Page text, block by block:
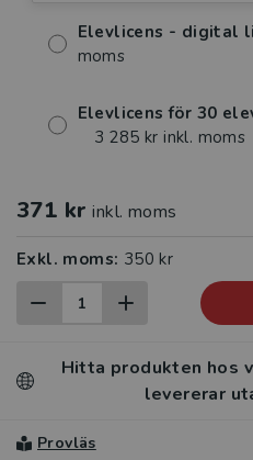
Elevlicens - digital
moms
Elevlicens för 30
3 285 kr inkl. moms
371 kr inkl. moms
Exkl. moms: 350 kr
Hitta produkten hos
levererar
Provläs